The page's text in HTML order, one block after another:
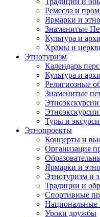
Ремесла и
Ярмарки и
Знаменитые
Культура и
Храмы и
Этнотуризм
Календарь
Культура и
Религиозные
Знаменитые
Туры и
Этнопроекты
Концерты и
Организация
Ярмарки и
Этнотуризм и
Традиции и
Спортивные
Национальные
Уроки дружбы